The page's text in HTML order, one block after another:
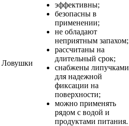
Ловушки
эффективны;
безопасны в
применении;
не обладают
неприятным запахом;
рассчитаны на
длительный срок;
снабжены липучками
для надежной
фиксации на
поверхности;
можно применять
рядом с водой и
продуктами питания.